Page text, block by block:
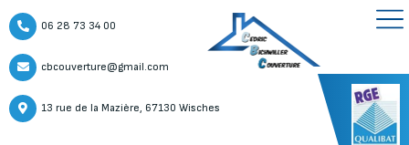
06 28 73 34 00
cbcouverture@gmail.com
13 rue de la Mazière, 67130 Wisches